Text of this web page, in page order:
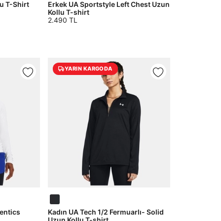
T-Shirt
Erkek UA Sportstyle Left Chest Uzun
Kollu T-shirt
2.490 TL
YARIN KARGODA
Kadın UA Tech 1/2 Fermuarlı- Solid